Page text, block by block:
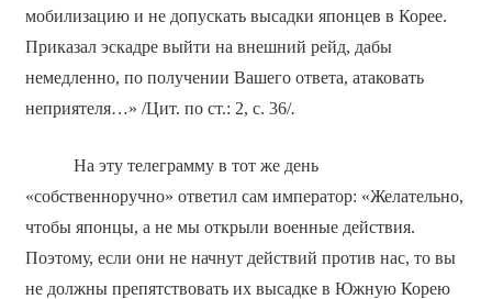
мобилизацию и не допускать высадки японцев в Корее.
Приказал эскадре выйти на внешний рейд, дабы
немедленно, по получении Вашего ответа, атаковать
неприятеля…» /Цит. по ст.: 2, с. 36/.
На эту телеграмму в тот же день
«собственноручно» ответил сам император: «Желательно,
чтобы японцы, а не мы открыли военные действия.
Поэтому, если они не начнут действий против нас, то вы
не должны препятствовать их высадке в Южную Корею